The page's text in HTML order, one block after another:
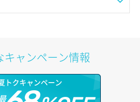
キャンペーン情報
トクキャンペーン